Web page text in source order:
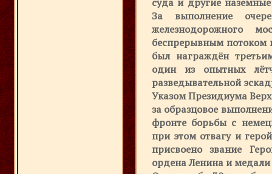
За выполнение
железнодорожного
беспрерывным потоком
был награждён
один из опытных
разведывательной
Указом Президиума
за образцовое
фронте борьбы с
при этом отвагу и
присвоено звание
ордена Ленина и медали